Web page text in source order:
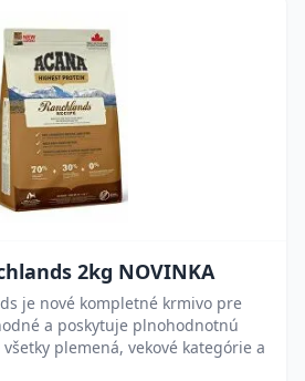
2kg NOVINKA
je nové kompletné krmivo pre
a poskytuje plnohodnotnú
plemená, vekové kategórie a